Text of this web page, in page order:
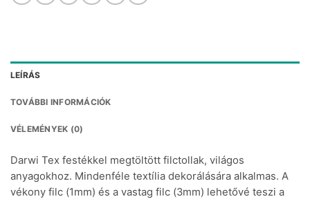
LEÍRÁS
TOVÁBBI INFORMÁCIÓK
VÉLEMÉNYEK (0)
Darwi Tex festékkel megtöltött filctollak, világos
anyagokhoz. Mindenféle textília dekorálására alkalmas. A
vékony filc (1mm) és a vastag filc (3mm) lehetővé teszi a